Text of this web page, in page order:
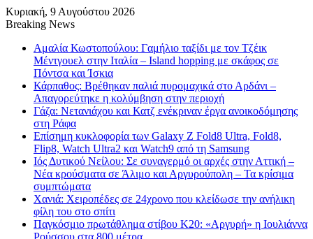
Κυριακή, 9 Αυγούστου 2026
Breaking News
Αμαλία Κωστοπούλου: Γαμήλιο ταξίδι με τον Τζέικ
Μέντγουελ στην Ιταλία – Island hopping με σκάφος σε
Πόντσα και Ίσκια
Κάρπαθος: Βρέθηκαν παλιά πυρομαχικά στο Αρδάνι –
Απαγορεύτηκε η κολύμβηση στην περιοχή
Γάζα: Νετανιάχου και Κατζ ενέκριναν έργα ανοικοδόμησης
στη Ράφα
Επίσημη κυκλοφορία των Galaxy Z Fold8 Ultra, Fold8,
Flip8, Watch Ultra2 και Watch9 από τη Samsung
Ιός Δυτικού Νείλου: Σε συναγερμό οι αρχές στην Αττική –
Νέα κρούσματα σε Άλιμο και Αργυρούπολη – Τα κρίσιμα
συμπτώματα
Χανιά: Χειροπέδες σε 24χρονο που κλείδωσε την ανήλικη
φίλη του στο σπίτι
Παγκόσμιο πρωτάθλημα στίβου Κ20: «Αργυρή» η Ιουλιάννα
Ρούσσου στα 800 μέτρα